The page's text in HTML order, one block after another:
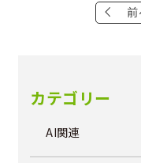
前
カテゴリー
AI関連